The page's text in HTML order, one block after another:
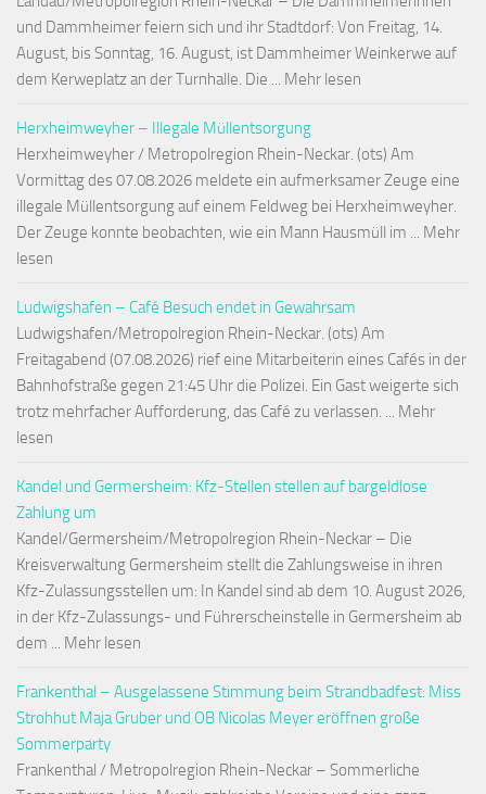
und Dammheimer feiern sich und ihr Stadtdorf: Von Freitag, 14.
August, bis Sonntag, 16. August, ist Dammheimer Weinkerwe auf
dem Kerweplatz an der Turnhalle. Die ... Mehr lesen
Herxheimweyher – Illegale Müllentsorgung
Herxheimweyher / Metropolregion Rhein-Neckar. (ots) Am
Vormittag des 07.08.2026 meldete ein aufmerksamer Zeuge eine
illegale Müllentsorgung auf einem Feldweg bei Herxheimweyher.
Der Zeuge konnte beobachten, wie ein Mann Hausmüll im ... Mehr
lesen
Ludwigshafen – Café Besuch endet in Gewahrsam
Ludwigshafen/Metropolregion Rhein-Neckar. (ots) Am
Freitagabend (07.08.2026) rief eine Mitarbeiterin eines Cafés in der
Bahnhofstraße gegen 21:45 Uhr die Polizei. Ein Gast weigerte sich
trotz mehrfacher Aufforderung, das Café zu verlassen. ... Mehr
lesen
Kandel und Germersheim: Kfz-Stellen stellen auf bargeldlose
Zahlung um
Kandel/Germersheim/Metropolregion Rhein-Neckar – Die
Kreisverwaltung Germersheim stellt die Zahlungsweise in ihren
Kfz-Zulassungsstellen um: In Kandel sind ab dem 10. August 2026,
in der Kfz-Zulassungs- und Führerscheinstelle in Germersheim ab
dem ... Mehr lesen
Frankenthal – Ausgelassene Stimmung beim Strandbadfest: Miss
Strohhut Maja Gruber und OB Nicolas Meyer eröffnen große
Sommerparty
Frankenthal / Metropolregion Rhein-Neckar – Sommerliche